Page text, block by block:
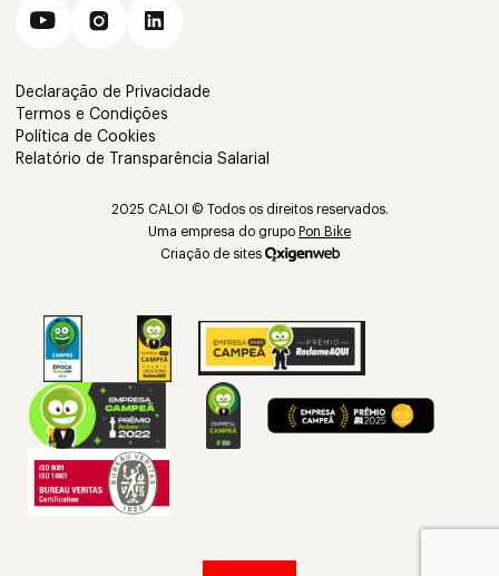
Declaração de Privacidade
Termos e Condições
Política de Cookies
Relatório de Transparência Salarial
2025 CALOI © Todos os direitos reservados.
Uma empresa do grupo Pon Bike
Criação de sites